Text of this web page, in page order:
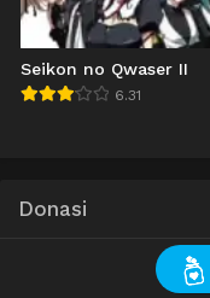
Seikon no Qwaser II
6.31
Donasi